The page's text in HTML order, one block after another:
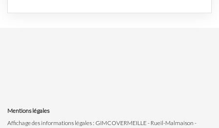
Mentions légales
Affichage des informations légales : GIMCOVERMEILLE - Rueil-Malmaison -